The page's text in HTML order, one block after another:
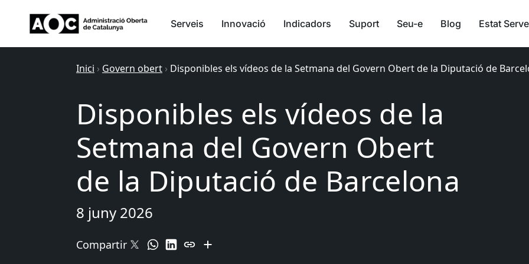
Serveis Innovació Indicadors Suport Seu-e Blog Estat
Inici › Govern obert › Disponibles els vídeos de la Setmana del Govern Obert de la Diputació de
Disponibles els vídeos de la
Setmana del Govern Obert
de la Diputació de Barcelona
8 juny 2026
Compartir